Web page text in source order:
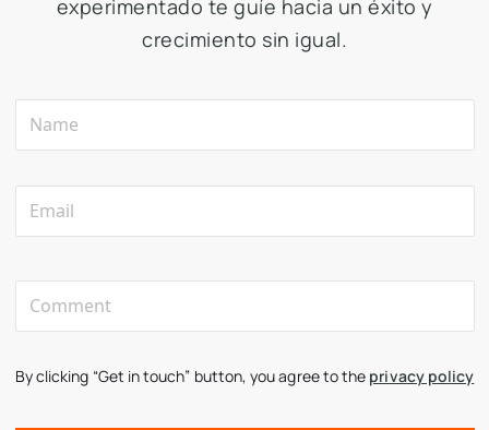
experimentado te guíe hacia un éxito y
crecimiento sin igual.
By clicking “Get in touch” button, you agree to the privacy policy